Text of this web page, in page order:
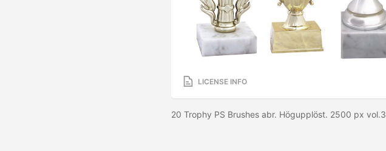
LICENSE INFO
20 Trophy PS Brushes abr. Högupplöst. 2500 px vol.3